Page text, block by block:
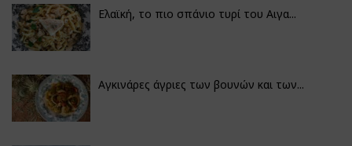
Ελαϊκή, το πιο σπάνιο τυρί του Αιγα...
Αγκινάρες άγριες των βουνών και των...